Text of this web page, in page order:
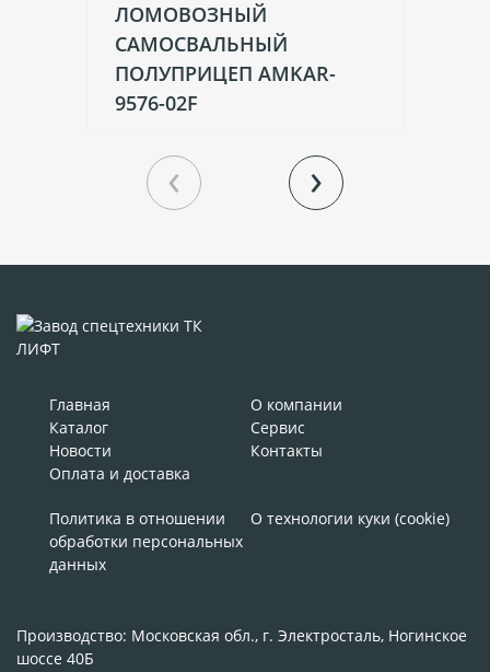
ЛОМОВОЗНЫЙ
САМОСВАЛЬНЫЙ
ПОЛУПРИЦЕП AMKAR-
9576-02F
‹ ›
Главная
О компании
Каталог
Сервис
Новости
Контакты
Оплата и доставка
Политика в отношении
обработки персональных
данных
О технологии куки (cookie)
Производство: Московская обл., г. Электросталь, Ногинское
шоссе 40Б